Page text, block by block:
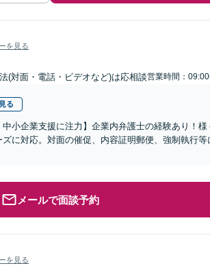
を見る
(対面・電話・ビデオなど)は応相談営業時間：
る
小企業支援に注力】企業内弁護士の経験あり！
に対応。対面の催促、内容証明郵便、強制執行
メールで面談予約
を見る